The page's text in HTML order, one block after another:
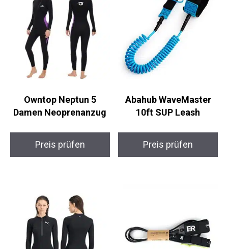
Owntop Neptun 5
Damen Neoprenanzug
Preis prüfen
Abahub WaveMaster
10ft SUP Leash
Preis prüfen